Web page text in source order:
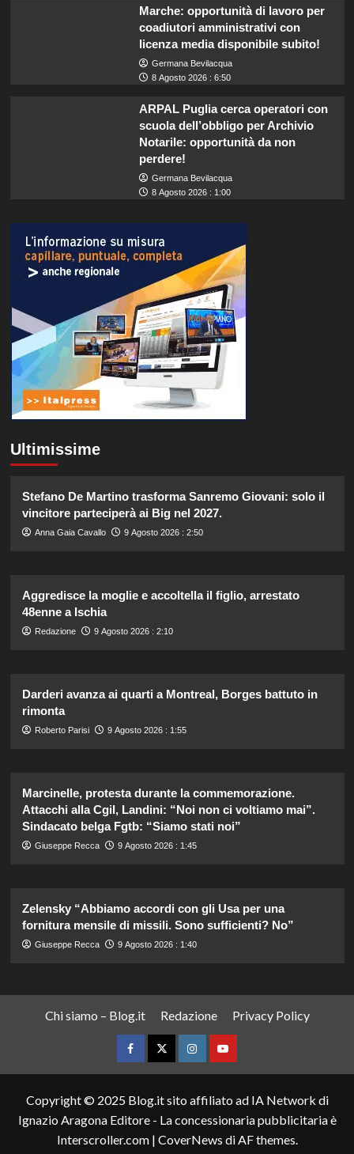
Marche: opportunità di lavoro per
coadiutori amministrativi con
licenza media disponibile subito!
Germana Bevilacqua
8 Agosto 2026 : 6:50
ARPAL Puglia cerca operatori con
scuola dell’obbligo per Archivio
Notarile: opportunità da non
perdere!
Germana Bevilacqua
8 Agosto 2026 : 1:00
Ultimissime
Stefano De Martino trasforma Sanremo Giovani: solo il
vincitore parteciperà ai Big nel 2027.
Anna Gaia Cavallo 9 Agosto 2026 : 2:50
Aggredisce la moglie e accoltella il figlio, arrestato
48enne a Ischia
Redazione 9 Agosto 2026 : 2:10
Darderi avanza ai quarti a Montreal, Borges battuto in
rimonta
Roberto Parisi 9 Agosto 2026 : 1:55
Marcinelle, protesta durante la commemorazione.
Attacchi alla Cgil, Landini: “Noi non ci voltiamo mai”.
Sindacato belga Fgtb: “Siamo stati noi”
Giuseppe Recca 9 Agosto 2026 : 1:45
Zelensky “Abbiamo accordi con gli Usa per una
fornitura mensile di missili. Sono sufficienti? No”
Giuseppe Recca 9 Agosto 2026 : 1:40
Chi siamo – Blog.it Redazione Privacy Policy
FacebookTwitterInstagramYouTube
Copyright © 2025 Blog.it sito affiliato ad IA Network di
Ignazio Aragona Editore - La concessionaria pubblicitaria è
Interscroller.com | CoverNews di AF themes.